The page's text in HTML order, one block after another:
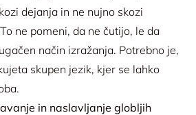
dejanja in ne nujno skozi
ne pomeni, da ne čutijo, le da
način izražanja. Potrebno je,
skupen jezik, kjer se lahko
in naslavljanje globljih